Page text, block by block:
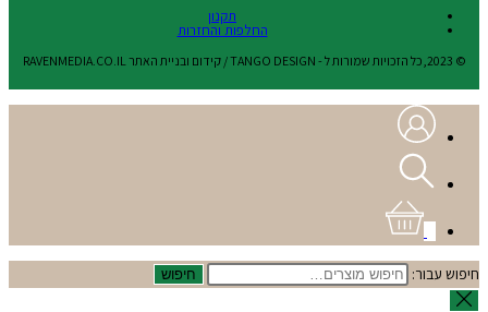
תקנון
החלפות והחזרות
© 2023,כל הזכויות שמורות ל - TANGO DESIGN / קידום ובניית האתר RAVENMEDIA.CO.IL
חיפוש עבור: חיפוש